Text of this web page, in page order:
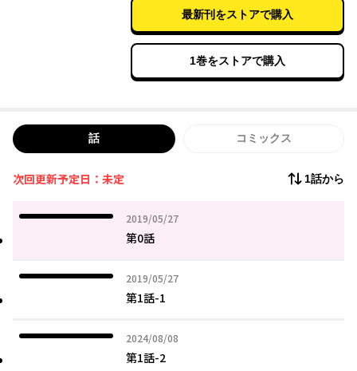
最新刊をストアで購入
1巻をストアで購入
話 コミックス
次回更新予定日：未定 1話から
2019/05/27
2019年05月27日
第0話
2019/05/27
2019年05月27日
第1話-1
2024/08/08
2024年08月08日
第1話-2